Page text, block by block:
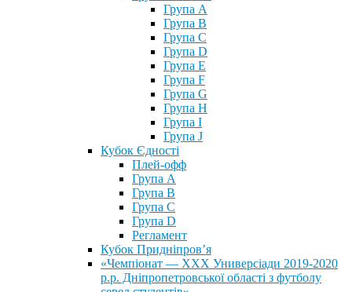
Група A
Група B
Група C
Група D
Група E
Група F
Група G
Група H
Група I
Група J
Кубок Єдності
Плей-офф
Група А
Група В
Група С
Група D
Регламент
Кубок Придніпров’я
«Чемпіонат — ХХХ Универсіади 2019-2020
р.р. Дніпропетровської області з футболу